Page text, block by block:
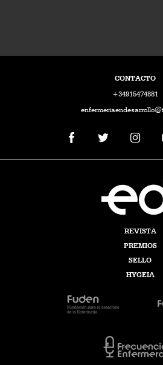
CONTACTO
+34915474881
REVISTA
PREMIOS
SELLO
HYGEIA